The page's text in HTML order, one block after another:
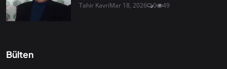
Tahir KavriMar 18, 2026 0 49
Bülten